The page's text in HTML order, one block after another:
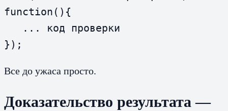
function(){
});
Все до ужаса просто.
Доказательство результата —